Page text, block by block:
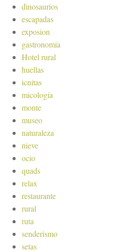
dinosaurios
escapadas
exposion
gastronomía
Hotel rural
huellas
icnitas
micología
monte
museo
naturaleza
nieve
ocio
quads
relax
restaurante
rural
ruta
senderismo
setas